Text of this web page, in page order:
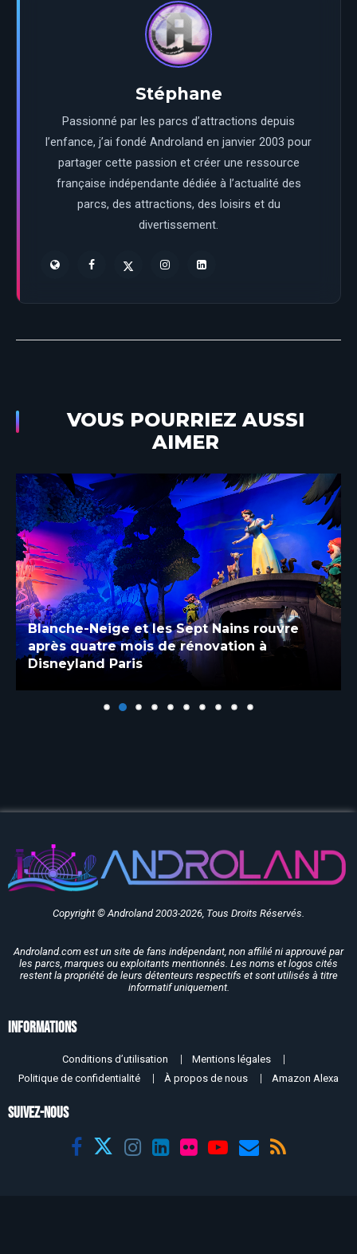
Stéphane
Passionné par les parcs d’attractions depuis
l’enfance, j’ai fondé Androland en janvier 2003 pour
partager cette passion et créer une ressource
française indépendante dédiée à l’actualité des
parcs, des attractions, des loisirs et du
divertissement.
VOUS POURRIEZ AUSSI
AIMER
Blanche-Neige et les Sept Nains rouvre
après quatre mois de rénovation à
Disneyland Paris
Copyright © Androland 2003-2026, Tous Droits Réservés.
Androland.com est un site de fans indépendant, non affilié ni approuvé par
les parcs, marques ou exploitants mentionnés. Les noms et logos cités
restent la propriété de leurs détenteurs respectifs et sont utilisés à titre
informatif uniquement.
Informations
Conditions d’utilisation
Mentions légales
Politique de confidentialité
À propos de nous Amazon Alexa
SUIVEZ-NOUS